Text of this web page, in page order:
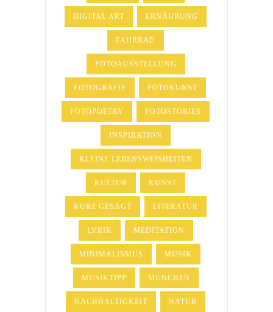
DIGITAL ART ERNÄHRUNG
FAHRRAD
FOTOAUSSTELLUNG
FOTOGRAFIE FOTOKUNST
FOTOPOETRY FOTOSTORIES
INSPIRATION
KLEINE LEBENSWEISHEITEN
KULTUR KUNST
KURZ GESAGT LITERATUR
LYRIK MEDITATION
MINIMALISMUS MUSIK
MUSIKTIPP MÜNCHEN
NACHHALTIGKEIT NATUR